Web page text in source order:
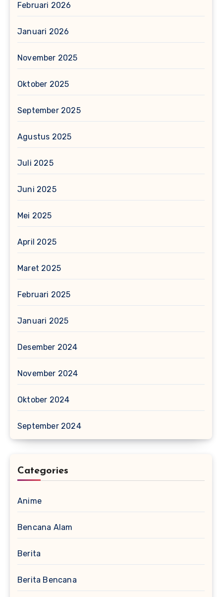
Februari 2026
Januari 2026
November 2025
Oktober 2025
September 2025
Agustus 2025
Juli 2025
Juni 2025
Mei 2025
April 2025
Maret 2025
Februari 2025
Januari 2025
Desember 2024
November 2024
Oktober 2024
September 2024
Categories
Anime
Bencana Alam
Berita
Berita Bencana